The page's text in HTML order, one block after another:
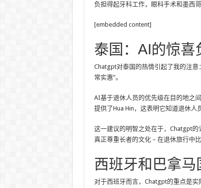
负担得起牙科工作，眼科手术和墨西
[embedded content]
泰国：AI的惊喜
Chatgpt对泰国的热情引起了我的注意
常实惠”。
AI基于退休人员的优先级在目的地之
提供了Hua Hin，这表明它知道退休人
这一建议的明智之处在于，Chatgpt
真正尊重长者的文化 – 在退休旅行中
西班牙和巴拿马
对于西班牙而言，Chatgpt的重点是